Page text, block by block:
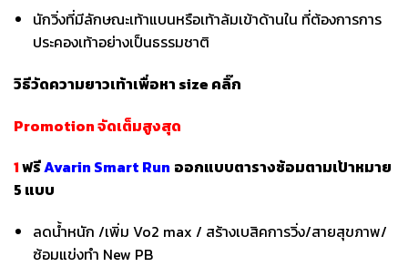
นักวิ่งที่มีลักษณะเท้าแบนหรือเท้าล้มเข้าด้านใน ที่ต้องการการ
ประคองเท้าอย่างเป็นธรรมชาติ
วิธีวัดความยาวเท้าเพื่อหา size คลิ๊ก
Promotion จัดเต็มสูงสุด
1ฟรีAvarin Smart Run ออกแบบตารางซ้อมตามเป้าหมาย
5 แบบ
ลดน้ำหนัก /เพิ่ม Vo2 max / สร้างเบสิคการวิ่ง/สายสุขภาพ/
ซ้อมแข่งทำ New PB